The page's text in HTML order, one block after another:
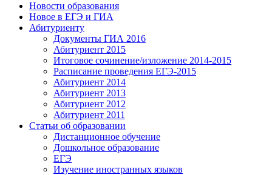
Новости образования
Новое в ЕГЭ и ГИА
Абитуриенту
Документы ГИА 2016
Абитуриент 2015
Итоговое сочинение/изложение 2014-2015
Расписание проведения ЕГЭ-2015
Абитуриент 2014
Абитуриент 2013
Абитуриент 2012
Абитуриент 2011
Статьи об образовании
Дистанционное обучение
Дошкольное образование
ЕГЭ
Изучение иностранных языков